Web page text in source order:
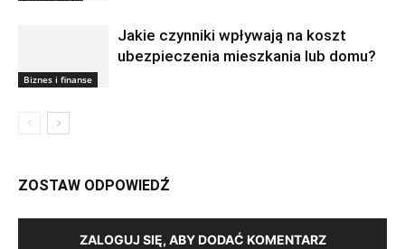
Biznes i finanse
Jakie czynniki wpływają na koszt
ubezpieczenia mieszkania lub domu?
ZOSTAW ODPOWIEDŹ
ZALOGUJ SIĘ, ABY DODAĆ KOMENTARZ